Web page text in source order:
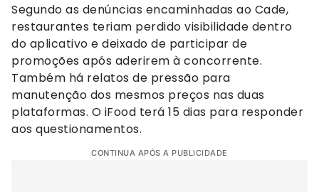
Segundo as denúncias encaminhadas ao Cade,
restaurantes teriam perdido visibilidade dentro
do aplicativo e deixado de participar de
promoções após aderirem à concorrente.
Também há relatos de pressão para
manutenção dos mesmos preços nas duas
plataformas. O iFood terá 15 dias para responder
aos questionamentos.
CONTINUA APÓS A PUBLICIDADE